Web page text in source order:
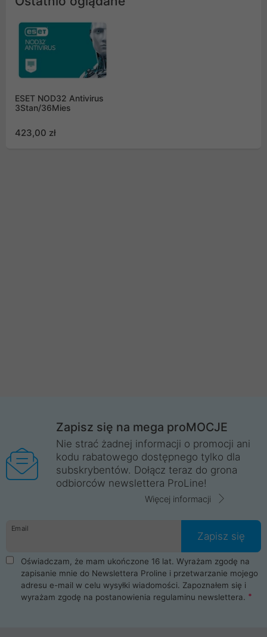
ESET NOD32 Antivirus
3Stan/36Mies
423,00 zł
Zapisz się na mega proMOCJE
Nie strać żadnej informacji o promocji ani
kodu rabatowego dostępnego tylko dla
subskrybentów. Dołącz teraz do grona
odbiorców newslettera ProLine!
Więcej informacji
Email
Zapisz się
Oświadczam, że mam ukończone 16 lat. Wyrażam zgodę na
zapisanie mnie do Newslettera Proline i przetwarzanie mojego
adresu e-mail w celu wysyłki wiadomości. Zapoznałem się i
wyrażam zgodę na postanowienia regulaminu newslettera.